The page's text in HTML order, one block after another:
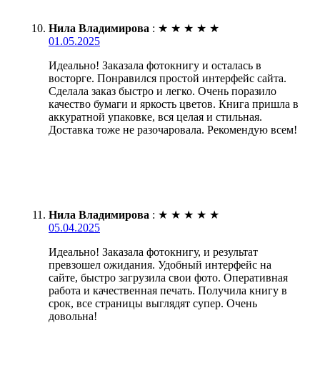
Нила Владимирова : ★ ★ ★ ★ ★
01.05.2025
Идеально! Заказала фотокнигу и осталась в
восторге. Понравился простой интерфейс сайта.
Сделала заказ быстро и легко. Очень поразило
качество бумаги и яркость цветов. Книга пришла в
аккуратной упаковке, вся целая и стильная.
Доставка тоже не разочаровала. Рекомендую всем!
Нила Владимирова : ★ ★ ★ ★ ★
05.04.2025
Идеально! Заказала фотокнигу, и результат
превзошел ожидания. Удобный интерфейс на
сайте, быстро загрузила свои фото. Оперативная
работа и качественная печать. Получила книгу в
срок, все страницы выглядят супер. Очень
довольна!